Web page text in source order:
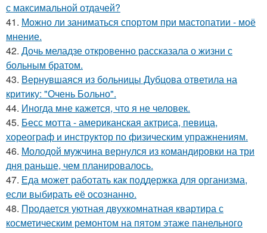
с максимальной отдачей?
41. Можно ли заниматься спортом при мастопатии - моё
мнение.
42. Дочь меладзе откровенно рассказала о жизни с
больным братом.
43. Вернувшаяся из больницы Дубцова ответила на
критику: "Очень Больно".
44. Иногда мне кажется, что я не человек.
45. Бесс мотта - американская актриса, певица,
хореограф и инструктор по физическим упражнениям.
46. Молодой мужчина вернулся из командировки на три
дня раньше, чем планировалось.
47. Еда может работать как поддержка для организма,
если выбирать её осознанно.
48. Продается уютная двухкомнатная квартира с
косметическим ремонтом на пятом этаже панельного